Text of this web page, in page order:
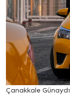
Çanakkale